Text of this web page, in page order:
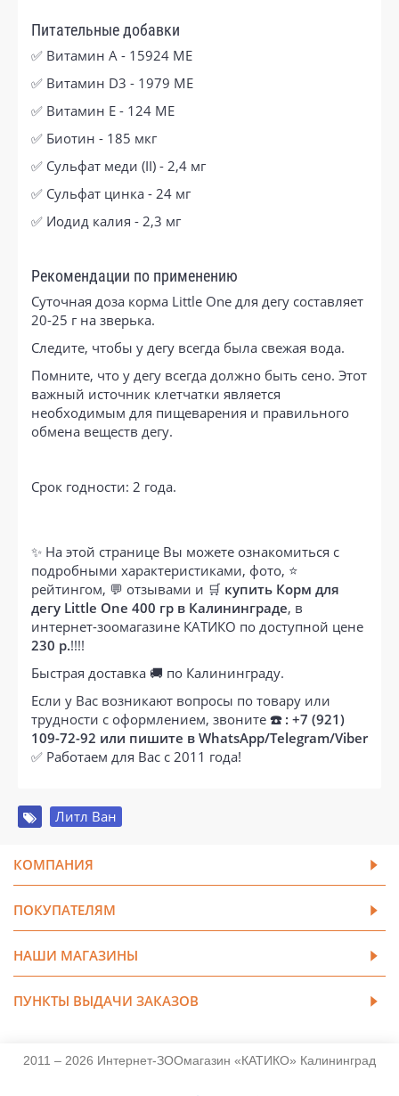
Питательные добавки
✅ Витамин А - 15924 МЕ
✅ Витамин D3 - 1979 МЕ
✅ Витамин Е - 124 ME
✅ Биотин - 185 мкг
✅ Сульфат меди (II) - 2,4 мг
✅ Сульфат цинка - 24 мг
✅ Иодид калия - 2,3 мг
Рекомендации по применению
Суточная доза корма Little One для дегу составляет
20-25 г на зверька.
Следите, чтобы у дегу всегда была свежая вода.
Помните, что у дегу всегда должно быть сено. Этот
важный источник клетчатки является
необходимым для пищеварения и правильного
обмена веществ дегу.
Срок годности: 2 года.
✨ На этой странице Вы можете ознакомиться с
подробными характеристиками, фото, ⭐
рейтингом, 💬 отзывами и 🛒 купить Корм для
дегу Little One 400 гр в Калининграде, в
интернет-зоомагазине КАТИКО по доступной цене
230 р.!!!!
Быстрая доставка 🚚 по Калининграду.
Если у Вас возникают вопросы по товару или
трудности с оформлением, звоните ☎️ : +7 (921)
109-72-92 или пишите в WhatsApp/Telegram/Viber
✅ Работаем для Вас с 2011 года!
Литл Ван
КОМПАНИЯ
ПОКУПАТЕЛЯМ
НАШИ МАГАЗИНЫ
ПУНКТЫ ВЫДАЧИ ЗАКАЗОВ
2011 – 2026 Интернет-ЗООмагазин «КАТИКО» Калининград